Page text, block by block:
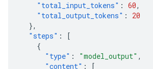
"total_input_tokens" : 60,
"total_output_tokens" :
20
},
"steps" :
[
{
"type" : "model_output" ,
"content" :
[